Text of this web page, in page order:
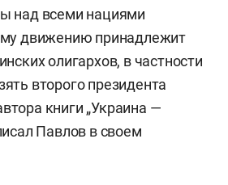
над всеми нациями
движению принадлежит
олигархов, в частности
второго президента
книги „Украина —
Павлов в своем